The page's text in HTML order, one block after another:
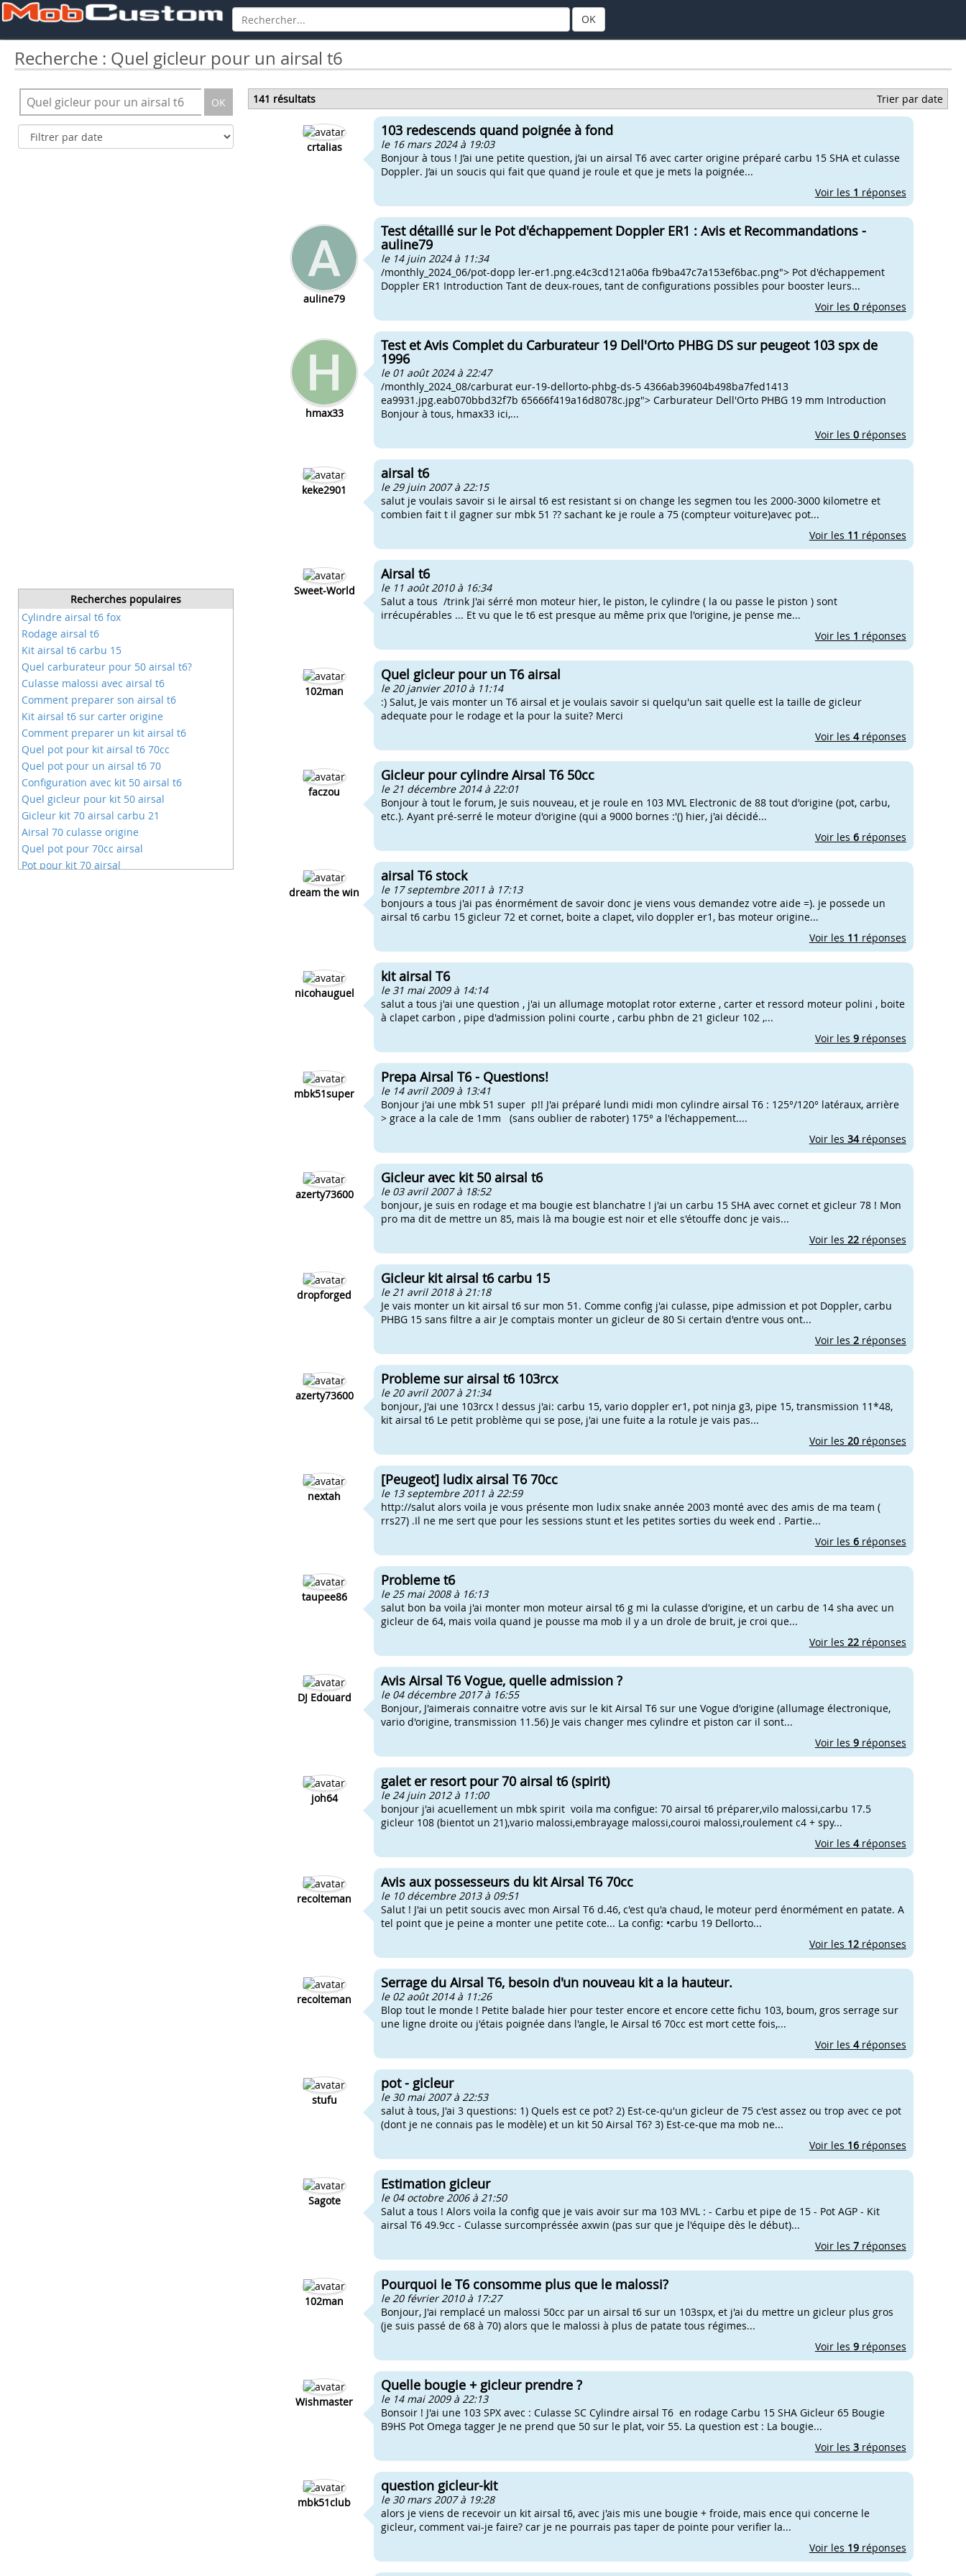
OK
Recherche : Quel gicleur pour un airsal t6
OK
Recherches populaires
Cylindre airsal t6 fox
Rodage airsal t6
Kit airsal t6 carbu 15
Quel carburateur pour 50 airsal t6?
Culasse malossi avec airsal t6
Comment preparer son airsal t6
Kit airsal t6 sur carter origine
Comment preparer un kit airsal t6
Quel pot pour kit airsal t6 70cc
Quel pot pour un airsal t6 70
Configuration avec kit 50 airsal t6
Quel gicleur pour kit 50 airsal
Gicleur kit 70 airsal carbu 21
Airsal 70 culasse origine
Quel pot pour 70cc airsal
Pot pour kit 70 airsal
141 résultats Trier par date
crtalias
103 redescends quand poignée à fond
le 16 mars 2024 à 19:03
Bonjour à tous ! J’ai une petite question, j’ai un airsal T6 avec carter origine préparé carbu 15 SHA et culasse
Doppler. J’ai un soucis qui fait que quand je roule et que je mets la poignée...
Voir les 1 réponses
auline79
Test détaillé sur le Pot d'échappement Doppler ER1 : Avis et Recommandations -
auline79
le 14 juin 2024 à 11:34
/monthly_2024_06/pot-dopp ler-er1.png.e4c3cd121a06a fb9ba47c7a153ef6bac.png"> Pot d'échappement
Doppler ER1 Introduction Tant de deux-roues, tant de configurations possibles pour booster leurs...
Voir les 0réponses
hmax33
Test et Avis Complet du Carburateur 19 Dell'Orto PHBG DS sur peugeot 103 spx de
1996
le 01 août 2024 à 22:47
/monthly_2024_08/carburat eur-19-dellorto-phbg-ds-5 4366ab39604b498ba7fed1413
ea9931.jpg.eab070bbd32f7b 65666f419a16d8078c.jpg"> Carburateur Dell'Orto PHBG 19 mm Introduction
Bonjour à tous, hmax33 ici,...
Voir les 0réponses
keke2901
airsal t6
le 29 juin 2007 à 22:15
salut je voulais savoir si le airsal t6 est resistant si on change les segmen tou les 2000-3000 kilometre et
combien fait t il gagner sur mbk 51 ?? sachant ke je roule a 75 (compteur voiture)avec pot...
Voir les 11 réponses
Sweet-World
Airsal t6
le 11 août 2010 à 16:34
Salut a tous /trink J'ai sérré mon moteur hier, le piston, le cylindre ( la ou passe le piston ) sont
irrécupérables ... Et vu que le t6 est presque au même prix que l'origine, je pense me...
Voir les 1 réponses
102man
Quel gicleur pour un T6 airsal
le 20 janvier 2010 à 11:14
:) Salut, Je vais monter un T6 airsal et je voulais savoir si quelqu'un sait quelle est la taille de gicleur
adequate pour le rodage et la pour la suite? Merci
Voir les 4réponses
faczou
Gicleur pour cylindre Airsal T6 50cc
le 21 décembre 2014 à 22:01
Bonjour à tout le forum, Je suis nouveau, et je roule en 103 MVL Electronic de 88 tout d'origine (pot, carbu,
etc.). Ayant pré-serré le moteur d'origine (qui a 9000 bornes :'() hier, j'ai décidé...
Voir les 6réponses
dream the win
airsal T6 stock
le 17 septembre 2011 à 17:13
bonjours a tous j'ai pas énormément de savoir donc je viens vous demandez votre aide =). je possede un
airsal t6 carbu 15 gicleur 72 et cornet, boite a clapet, vilo doppler er1, bas moteur origine...
Voir les 11 réponses
nicohauguel
kit airsal T6
le 31 mai 2009 à 14:14
salut a tous j'ai une question , j'ai un allumage motoplat rotor externe , carter et ressord moteur polini , boite
à clapet carbon , pipe d'admission polini courte , carbu phbn de 21 gicleur 102 ,...
Voir les 9réponses
mbk51super
Prepa Airsal T6 - Questions!
le 14 avril 2009 à 13:41
Bonjour j'ai une mbk 51 super p!! J'ai préparé lundi midi mon cylindre airsal T6 : 125°/120° latéraux, arrière
> grace a la cale de 1mm (sans oublier de raboter) 175° a l'échappement....
Voir les 34réponses
azerty73600
Gicleur avec kit 50 airsal t6
le 03 avril 2007 à 18:52
bonjour, je suis en rodage et ma bougie est blanchatre ! j'ai un carbu 15 SHA avec cornet et gicleur 78 ! Mon
pro ma dit de mettre un 85, mais là ma bougie est noir et elle s'étouffe donc je vais...
Voir les 22réponses
dropforged
Gicleur kit airsal t6 carbu 15
le 21 avril 2018 à 21:18
Je vais monter un kit airsal t6 sur mon 51. Comme config j'ai culasse, pipe admission et pot Doppler, carbu
PHBG 15 sans filtre a air Je comptais monter un gicleur de 80 Si certain d'entre vous ont...
Voir les 2réponses
azerty73600
Probleme sur airsal t6 103rcx
le 20 avril 2007 à 21:34
bonjour, J'ai une 103rcx ! dessus j'ai: carbu 15, vario doppler er1, pot ninja g3, pipe 15, transmission 11*48,
kit airsal t6 Le petit problème qui se pose, j'ai une fuite a la rotule je vais pas...
Voir les 20réponses
nextah
[Peugeot] ludix airsal T6 70cc
le 13 septembre 2011 à 22:59
http://salut alors voila je vous présente mon ludix snake année 2003 monté avec des amis de ma team (
rrs27) .Il ne me sert que pour les sessions stunt et les petites sorties du week end . Partie...
Voir les 6réponses
taupee86
Probleme t6
le 25 mai 2008 à 16:13
salut bon ba voila j'ai monter mon moteur airsal t6 g mi la culasse d'origine, et un carbu de 14 sha avec un
gicleur de 64, mais voila quand je pousse ma mob il y a un drole de bruit, je croi que...
Voir les 22réponses
DJ Edouard
Avis Airsal T6 Vogue, quelle admission ?
le 04 décembre 2017 à 16:55
Bonjour, J'aimerais connaitre votre avis sur le kit Airsal T6 sur une Vogue d'origine (allumage électronique,
vario d'origine, transmission 11.56) Je vais changer mes cylindre et piston car il sont...
Voir les 9réponses
joh64
galet er resort pour 70 airsal t6 (spirit)
le 24 juin 2012 à 11:00
bonjour j'ai acuellement un mbk spirit voila ma configue: 70 airsal t6 préparer,vilo malossi,carbu 17.5
gicleur 108 (bientot un 21),vario malossi,embrayage malossi,couroi malossi,roulement c4 + spy...
Voir les 4réponses
recolteman
Avis aux possesseurs du kit Airsal T6 70cc
le 10 décembre 2013 à 09:51
Salut ! J'ai un petit soucis avec mon Airsal T6 d.46, c'est qu'a chaud, le moteur perd énormément en patate. A
tel point que je peine a monter une petite cote... La config: •carbu 19 Dellorto...
Voir les 12réponses
recolteman
Serrage du Airsal T6, besoin d'un nouveau kit a la hauteur.
le 02 août 2014 à 11:26
Blop tout le monde ! Petite balade hier pour tester encore et encore cette fichu 103, boum, gros serrage sur
une ligne droite ou j'étais poignée dans l'angle, le Airsal t6 70cc est mort cette fois,...
Voir les 4réponses
stufu
pot - gicleur
le 30 mai 2007 à 22:53
salut à tous, J'ai 3 questions: 1) Quels est ce pot? 2) Est-ce-qu'un gicleur de 75 c'est assez ou trop avec ce pot
(dont je ne connais pas le modèle) et un kit 50 Airsal T6? 3) Est-ce-que ma mob ne...
Voir les 16réponses
Sagote
Estimation gicleur
le 04 octobre 2006 à 21:50
Salut a tous ! Alors voila la config que je vais avoir sur ma 103 MVL : - Carbu et pipe de 15 - Pot AGP - Kit
airsal T6 49.9cc - Culasse surcompréssée axwin (pas sur que je l'équipe dès le début)...
Voir les 7réponses
102man
Pourquoi le T6 consomme plus que le malossi?
le 20 février 2010 à 17:27
Bonjour, J'ai remplacé un malossi 50cc par un airsal t6 sur un 103spx, et j'ai du mettre un gicleur plus gros
(je suis passé de 68 à 70) alors que le malossi à plus de patate tous régimes...
Voir les 9réponses
Wishmaster
Quelle bougie + gicleur prendre ?
le 14 mai 2009 à 22:13
Bonsoir ! J'ai une 103 SPX avec : Culasse SC Cylindre airsal T6 en rodage Carbu 15 SHA Gicleur 65 Bougie
B9HS Pot Omega tagger Je ne prend que 50 sur le plat, voir 55. La question est : La bougie...
Voir les 3réponses
mbk51club
question gicleur-kit
le 30 mars 2007 à 19:28
alors je viens de recevoir un kit airsal t6, avec j'ais mis une bougie + froide, mais ence qui concerne le
gicleur, comment vai-je faire? car je ne pourrais pas taper de pointe pour verifier la...
Voir les 19réponses